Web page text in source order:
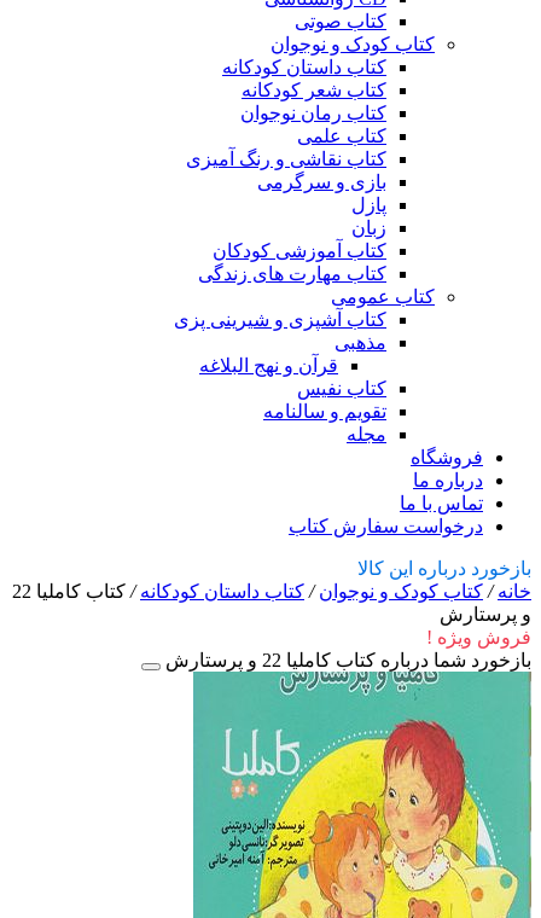
کتاب صوتی
کتاب کودک و نوجوان
کتاب داستان کودکانه
کتاب شعر کودکانه
کتاب رمان نوجوان
کتاب علمی
کتاب نقاشی و رنگ آمیزی
بازی و سرگرمی
پازل
زبان
کتاب آموزشی کودکان
کتاب مهارت های زندگی
کتاب عمومی
کتاب آشپزی و شیرینی پزی
مذهبی
قرآن و نهج البلاغه
کتاب نفیس
تقویم و سالنامه
مجله
فروشگاه
درباره ما
تماس با ما
درخواست سفارش کتاب
بازخورد درباره این کالا
خانه/ کتاب کودک و نوجوان/ کتاب داستان کودکانه/
کتاب کاملیا 22
و پرستارش
فروش ویژه !
بازخورد شما درباره کتاب کاملیا 22 و پرستارش